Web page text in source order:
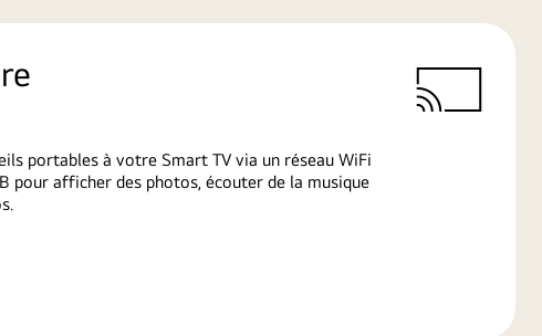
portables à votre Smart TV via un réseau WiFi
pour afficher des photos, écouter de la musique